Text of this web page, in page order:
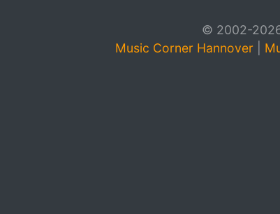
© 2002-
Music Corner Hannover